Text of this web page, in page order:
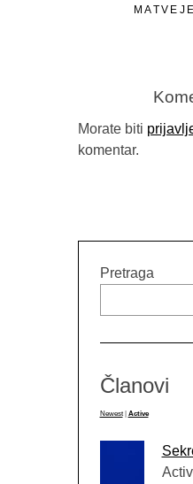
Morate biti
komentar.
Pretraga
Članovi
Newest Active